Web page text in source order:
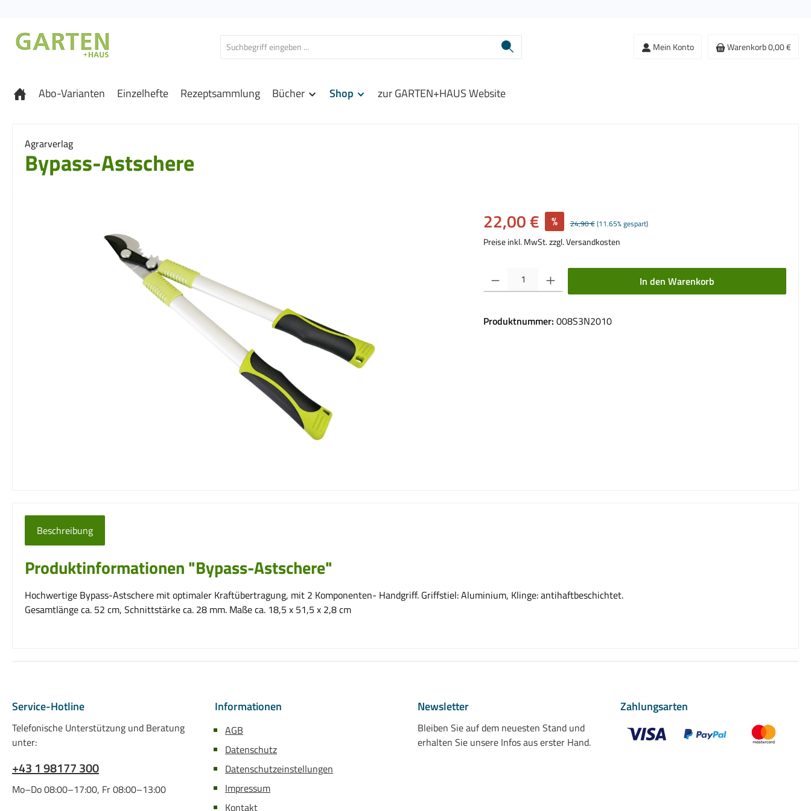
Mein Konto Warenkorb0,00 €
Abo-Varianten Einzelhefte Rezeptsammlung Bücher Shop zur GARTEN+HAUS Website
Agrarverlag
Bypass-Astschere
Verkaufspreis:
22,00 € % Regulärer Preis:
24,90 €(11.65% gespart)
Preise inkl. MwSt. zzgl. Versandkosten
Produkt Anzahl: Gib den gewünschten Wert ein oder benutze die Schaltflächen um die
In den Warenkorb
Produktnummer: 008S3N2010
Beschreibung
Produktinformationen "Bypass-Astschere"
Hochwertige Bypass-Astschere mit optimaler Kraftübertragung, mit 2 Komponenten- Handgriff. Griffstiel: Aluminium, Klinge: antihaftbeschichtet.
Gesamtlänge ca. 52 cm, Schnittstärke ca. 28 mm. Maße ca. 18,5 x 51,5 x 2,8 cm
Service-Hotline
Telefonische Unterstützung und Beratung
unter:
+43 1 98177 300
Mo–Do 08:00–17:00, Fr 08:00–13:00
Informationen
AGB
Datenschutz
Datenschutzeinstellungen
Impressum
Kontakt
Newsletter
Bleiben Sie auf dem neuesten Stand und
erhalten Sie unsere Infos aus erster Hand.
Zahlungsarten